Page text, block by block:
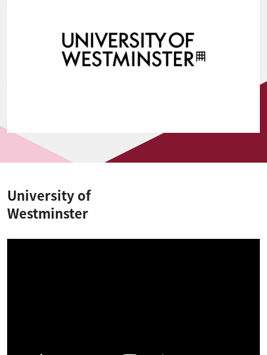
University of
Westminster